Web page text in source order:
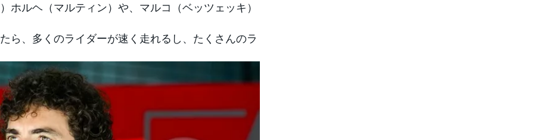
ホルヘ（マルティン）や、マルコ（ベッツェッキ）
ら、多くのライダーが速く走れるし、たくさんのラ